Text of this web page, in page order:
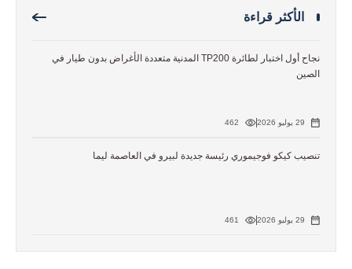
الأكثر قراءة
نجاح أول اختبار لطائرة TP200 المدنية متعددة الأغراض بدون طيار في
الصين
29 يوليو 2026 462
تنصيب كيكو فوجيموري رئيسة جديدة لبيرو في العاصمة ليما
29 يوليو 2026 461